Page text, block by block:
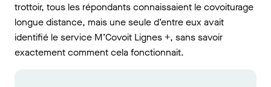
trottoir, tous les répondants connaissaient le covoiturage
longue distance, mais une seule d’entre eux avait
identifié le service M’Covoit Lignes +, sans savoir
exactement comment cela fonctionnait.